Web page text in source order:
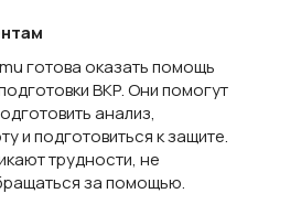
готова оказать помощь
ВКР. Они помогут
анализ,
и подготовиться к защите.
трудности, не
за помощью.